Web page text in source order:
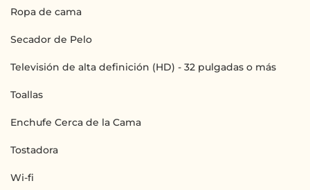
Ropa de cama
Secador de Pelo
Televisión de alta definición (HD) - 32 pulgadas o más
Toallas
Enchufe Cerca de la Cama
Tostadora
Wi-fi